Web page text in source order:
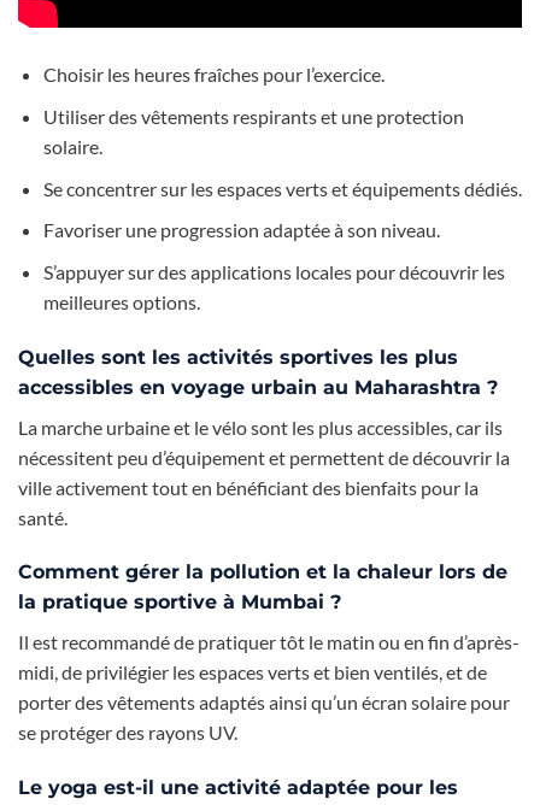
Choisir les heures fraîches pour l’exercice.
Utiliser des vêtements respirants et une protection
solaire.
Se concentrer sur les espaces verts et équipements dédiés.
Favoriser une progression adaptée à son niveau.
S’appuyer sur des applications locales pour découvrir les
meilleures options.
Quelles sont les activités sportives les plus
accessibles en voyage urbain au Maharashtra ?
La marche urbaine et le vélo sont les plus accessibles, car ils
nécessitent peu d’équipement et permettent de découvrir la
ville activement tout en bénéficiant des bienfaits pour la
santé.
Comment gérer la pollution et la chaleur lors de
la pratique sportive à Mumbai ?
Il est recommandé de pratiquer tôt le matin ou en fin d’après-
midi, de privilégier les espaces verts et bien ventilés, et de
porter des vêtements adaptés ainsi qu’un écran solaire pour
se protéger des rayons UV.
Le yoga est-il une activité adaptée pour les